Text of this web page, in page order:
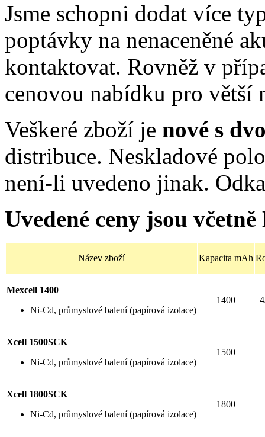
Jsme schopni dodat více
poptávky na nenaceněné
kontaktovat. Rovněž v
cenovou nabídku pro větší
Veškeré zboží je nové s
distribuce. Neskladové
není-li uvedeno jinak.
Uvedené ceny jsou včetně
Název zboží Kapacita mAh
Mexcell 1400
Ni-Cd, průmyslové balení (papírová izolace)
1400
Xcell 1500SCK
Ni-Cd, průmyslové balení (papírová izolace)
1500
Xcell 1800SCK
Ni-Cd, průmyslové balení (papírová izolace)
1800